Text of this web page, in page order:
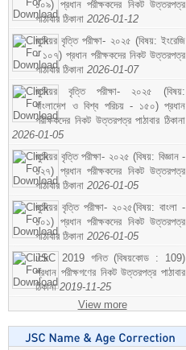
১০৯) প্রধান পরীক্ষকদের নিকট উত্তরপত্র
পাঠাবার ঠিকানা 2026-01-12
জুনিয়র বৃত্তি পরীক্ষা- ২০২৫ (বিষয়: ইংরেজি
- ১০৭) প্রধান পরীক্ষকদের নিকট উত্তরপত্র
পাঠাবার ঠিকানা 2026-01-07
জুনিয়র বৃত্তি পরীক্ষা- ২০২৫ (বিষয়:
বাংলাদেশ ও বিশ্ব পরিচয় - ১৫০) প্রধান
পরীক্ষকদের নিকট উত্তরপত্র পাঠাবার ঠিকানা
2026-01-05
জুনিয়র বৃত্তি পরীক্ষা- ২০২৫ (বিষয়: বিজ্ঞান -
১২৭) প্রধান পরীক্ষকদের নিকট উত্তরপত্র
পাঠাবার ঠিকানা 2026-01-05
জুনিয়র বৃত্তি পরীক্ষা- ২০২৫(বিষয়: বাংলা -
১০১) প্রধান পরীক্ষকদের নিকট উত্তরপত্র
পাঠাবার ঠিকানা 2026-01-05
JSC 2019 গনিত (বিষয়কোড : 109)
প্রধান পরীক্ষগণের নিকট উত্তরপত্র পাঠাবার
ঠিকানা2019-11-25
View more